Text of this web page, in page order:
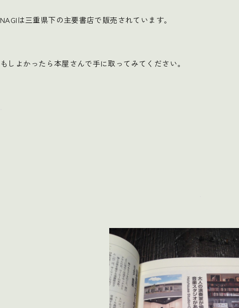
NAGIは三重県下の主要書店で販売されています。
もしよかったら本屋さんで手に取ってみてください。